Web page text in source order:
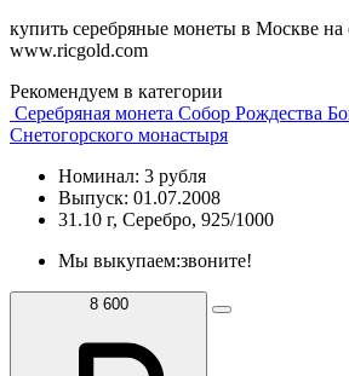
купить серебряные монеты в Москве на
www.ricgold.com
Рекомендуем в категории
Серебряная монета Собор Рождества
Снетогорского монастыря
Номинал: 3 рубля
Выпуск: 01.07.2008
31.10 г, Серебро, 925/1000
Мы выкупаем:звоните!
8 600